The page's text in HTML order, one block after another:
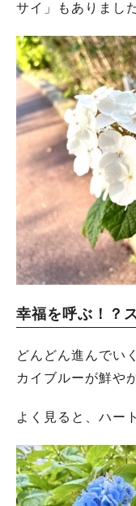
サイ」もありまし
幸福を呼ぶ！？
どんどん進んでい
カイブルーが鮮や
よく見ると、ハー